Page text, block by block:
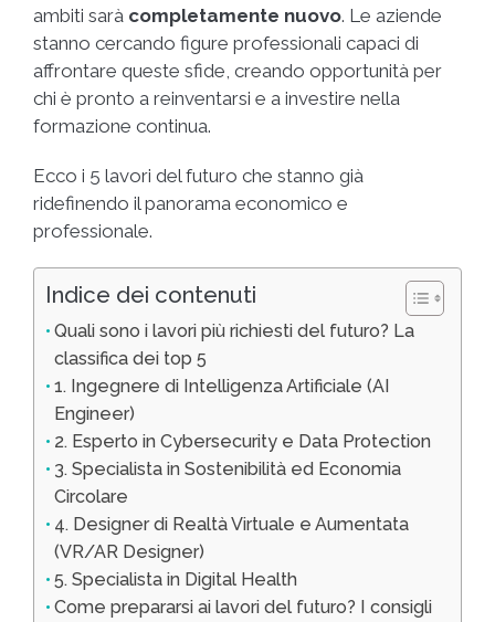
ambiti sarà completamente nuovo. Le aziende
stanno cercando figure professionali capaci di
affrontare queste sfide, creando opportunità per
chi è pronto a reinventarsi e a investire nella
formazione continua.
Ecco i 5 lavori del futuro che stanno già
ridefinendo il panorama economico e
professionale.
Indice dei contenuti
Quali sono i lavori più richiesti del futuro? La
classifica dei top 5
1. Ingegnere di Intelligenza Artificiale (AI
Engineer)
2. Esperto in Cybersecurity e Data Protection
3. Specialista in Sostenibilità ed Economia
Circolare
4. Designer di Realtà Virtuale e Aumentata
(VR/AR Designer)
5. Specialista in Digital Health
Come prepararsi ai lavori del futuro? I consigli